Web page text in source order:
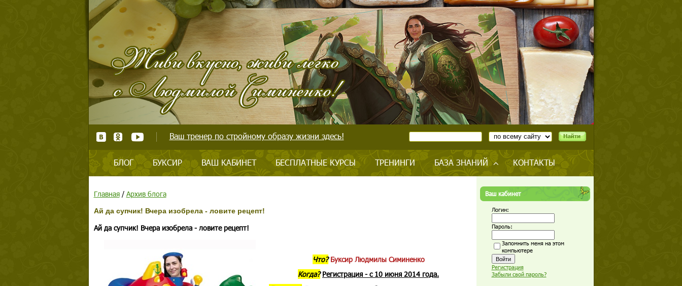
Ваш тренер по стройному образу жизни здесь!
БЛОГ БУКСИР ВАШ КАБИНЕТ БЕСПЛАТНЫЕ КУРСЫ ТРЕНИНГИ БАЗА ЗНАНИЙ КОНТАКТЫ
Главная/ Архив блога
Ай да супчик! Вчера изобрела - ловите рецепт!
Ай да супчик! Вчера изобрела - ловите рецепт!
Что? Буксир Людмилы Симиненко
Когда? Регистрация - с 10 июня 2014 года.
Ваш кабинет
Логин:
Пароль:
Запомнить меня на этом
компьютере
Регистрация
Забыли свой пароль?